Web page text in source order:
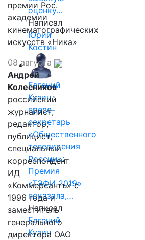
оценку…
Написал
Юрий
Костин
Евгений
Кузин,
пресс-
секретарь
«Общественного
телевидения
России»:
Премия
«ТЭФИ 2019»
показала,…
Написал
Евгений
Кузин
премии Рос.
академии
кинематографических
искусств «Ника»
08 августа
Андрей
Колесников
российский
журналист,
редактор,
публицист,
специальный
корреспондент
ИД
«Коммерсантъ» с
1996 года и
заместитель
генерального
директора ОАО